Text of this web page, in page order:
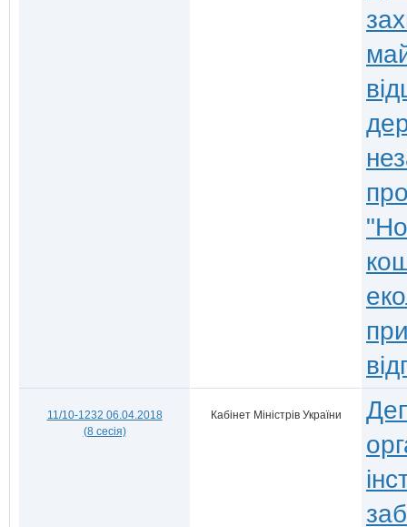
11/10-1232 06.04.2018
(8 сесія)
Кабінет Міністрів України